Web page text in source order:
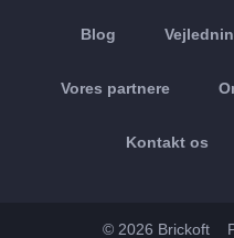
Blog
Vores partnere
Kontakt os
© 2026 Brickoft